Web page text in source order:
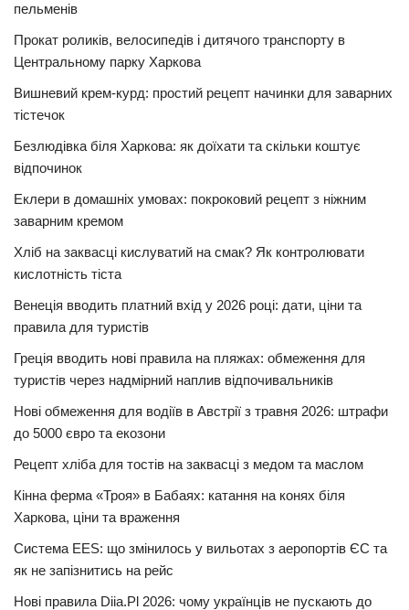
пельменів
Прокат роликів, велосипедів і дитячого транспорту в
Центральному парку Харкова
Вишневий крем-курд: простий рецепт начинки для заварних
тістечок
Безлюдівка біля Харкова: як доїхати та скільки коштує
відпочинок
Еклери в домашніх умовах: покроковий рецепт з ніжним
заварним кремом
Хліб на заквасці кислуватий на смак? Як контролювати
кислотність тіста
Венеція вводить платний вхід у 2026 році: дати, ціни та
правила для туристів
Греція вводить нові правила на пляжах: обмеження для
туристів через надмірний наплив відпочивальників
Нові обмеження для водіїв в Австрії з травня 2026: штрафи
до 5000 євро та екозони
Рецепт хліба для тостів на заквасці з медом та маслом
Кінна ферма «Троя» в Бабаях: катання на конях біля
Харкова, ціни та враження
Система EES: що змінилось у вильотах з аеропортів ЄС та
як не запізнитись на рейс
Нові правила Diia.Pl 2026: чому українців не пускають до